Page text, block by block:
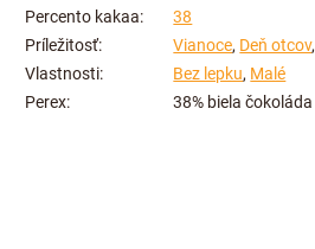
Percento kakaa:
38
Príležitosť: Vianoce, Deň otcov,
Vlastnosti: Bez lepku, Malé
Perex: 38% biela čokoláda